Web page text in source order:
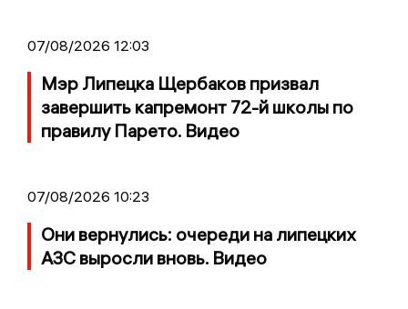
07/08/2026 12:03
Мэр Липецка Щербаков призвал
завершить капремонт 72-й школы по
правилу Парето. Видео
07/08/2026 10:23
Они вернулись: очереди на липецких
АЗС выросли вновь. Видео